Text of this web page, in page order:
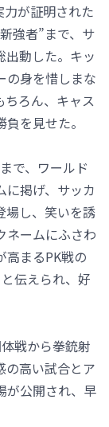
が証明された
強者”まで、サ
出動した。キッ
の身を惜しまな
ちろん、キャス
を見せた。
で、ワールド
に掲げ、サッカ
場し、笑いを誘
ネームにふさわ
高まるPK戦の
伝えられ、好
戦から拳銃射
の高い試合とア
が公開され、早